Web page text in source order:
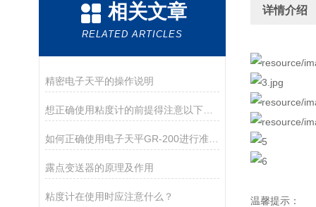
相关文章
RELATED ARTICLES
精密电子天平的操作说明
想正确使用粘度计的前提得注意以下几点
如何正确使用电子天平GR-200进行准确测量？
露点变送器的原理及作用
粘度计在使用时应注意什么？
详情介绍
温馨提示：